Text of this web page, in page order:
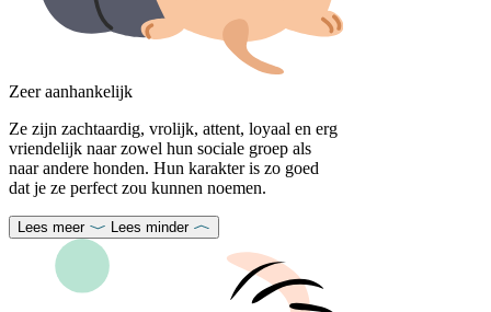
Zeer aanhankelijk
Ze zijn zachtaardig, vrolijk, attent, loyaal en erg
vriendelijk naar zowel hun sociale groep als
naar andere honden. Hun karakter is zo goed
dat je ze perfect zou kunnen noemen.
Lees meer Lees minder